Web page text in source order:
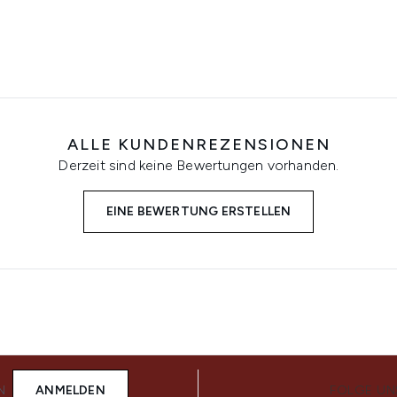
ALLE KUNDENREZENSIONEN
Derzeit sind keine Bewertungen vorhanden.
EINE BEWERTUNG ERSTELLEN
ANMELDEN FOLGE